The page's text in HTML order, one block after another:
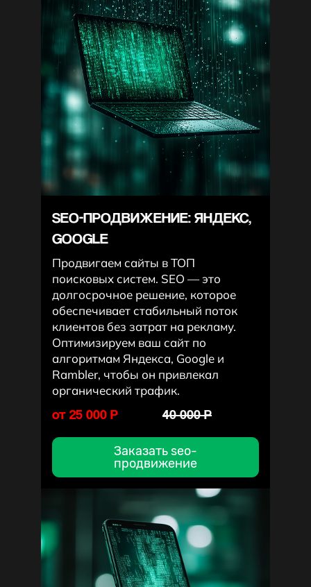
SEO-ПРОДВИЖЕНИЕ: ЯНДЕКС,
GOOGLE
Продвигаем сайты в ТОП
поисковых систем. SEO — это
долгосрочное решение, которое
обеспечивает стабильный поток
клиентов без затрат на рекламу.
Оптимизируем ваш сайт по
алгоритмам Яндекса, Google и
Rambler, чтобы он привлекал
органический трафик.
от 25 000 P 40 000 P
Заказать seo-
продвижение